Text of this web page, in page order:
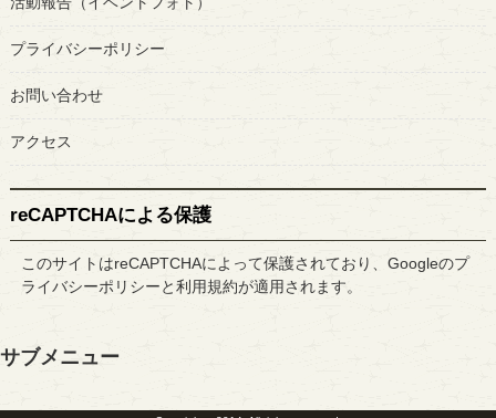
プライバシーポリシー
お問い合わせ
アクセス
reCAPTCHAによる保護
このサイトはreCAPTCHAによって保護されており、Googleのプ
ライバシーポリシーと利用規約が適用されます。
サブメニュー